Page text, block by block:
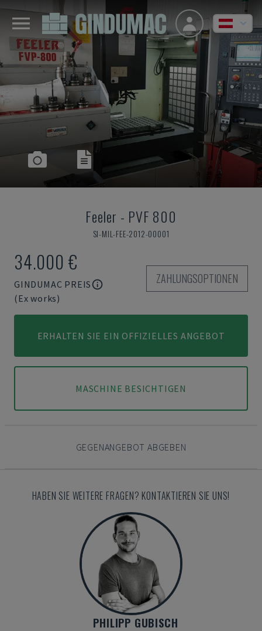
Feeler - PVF 800
SI-MIL-FEE-2012-00001
34.000 €
GINDUMAC PREIS
(Ex works)
ZAHLUNGSOPTIONEN
ERHALTEN SIE EIN OFFIZIELLES ANGEBOT
MASCHINE BESICHTIGEN
GEGENANGEBOT ABGEBEN
HABEN SIE WEITERE FRAGEN? KONTAKTIEREN SIE UNS!
PHILIPP GUBISCH